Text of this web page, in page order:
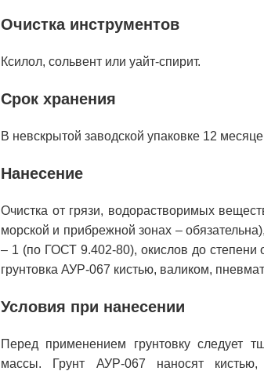
Очистка инструментов
Ксилол, сольвент или уайт-спирит.
Срок хранения
В невскрытой заводской упаковке 12
Нанесение
Очистка от грязи, водорастворимых
морской и прибрежной зонах –
– 1 (по ГОСТ 9.402-80), окислов до степени
грунтовка АУР-067 кистью, валиком,
Условия при нанесении
Перед применением грунтовку следует
массы. Грунт АУР-067 наносят